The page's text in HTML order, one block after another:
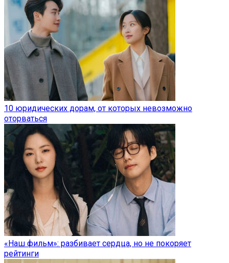
10 юридических дорам, от которых невозможно
оторваться
«Наш фильм»: разбивает сердца, но не покоряет
рейтинги